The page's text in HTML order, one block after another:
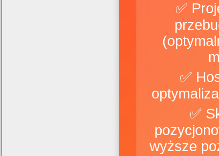
✅
✅
✅
wyższe